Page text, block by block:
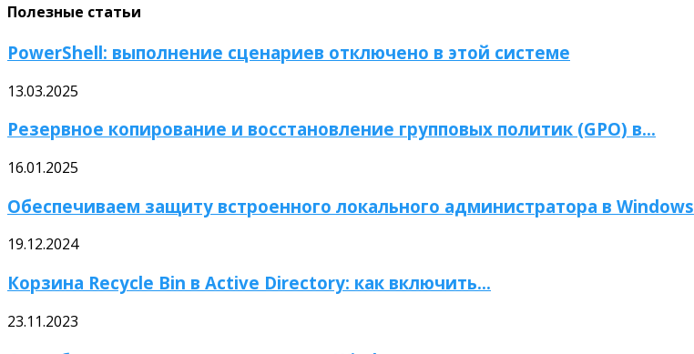
Полезные статьи
PowerShell: выполнение сценариев отключено в этой системе
13.03.2025
Резервное копирование и восстановление групповых политик (GPO) в...
16.01.2025
Обеспечиваем защиту встроенного локального администратора в Windows
19.12.2024
Корзина Recycle Bin в Active Directory: как включить...
23.11.2023